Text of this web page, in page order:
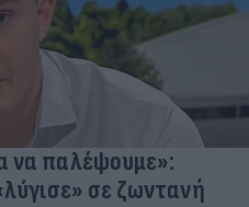
να παλέψουμε»:
σε ζωντανή